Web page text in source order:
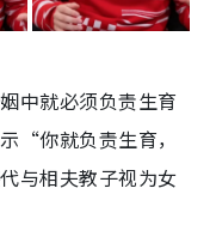
中就必须负责生育
“你就负责生育，
与相夫教子视为女